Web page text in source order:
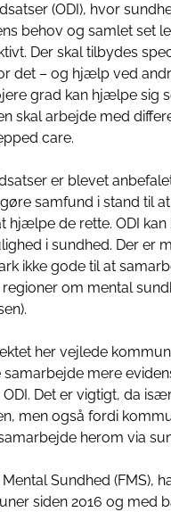
(ODI), hvor
behov og samlet set
Der skal tilbydes
det – og hjælp ved
grad kan hjælpe sig
skal arbejde med
care.
er blevet
gøre samfund i stand til
hjælpe de rette. ODI kan
i sundhed. Der er
ikke gode til at
om mental
her vejlede
samarbejde mere
Det er vigtigt, da
men også fordi
herom via
Sundhed (FMS),
siden 2016 og med